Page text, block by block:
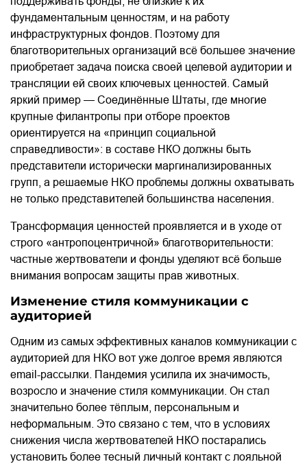
фундаментальным ценностям, и на работу
инфраструктурных фондов. Поэтому для
благотворительных организаций всё большее значение
приобретает задача поиска своей целевой аудитории и
трансляции ей своих ключевых ценностей. Самый
яркий пример — Соединённые Штаты, где многие
крупные филантропы при отборе проектов
ориентируется на «принцип социальной
справедливости»: в составе НКО должны быть
представители исторически маргинализированных
групп, а решаемые НКО проблемы должны охватывать
не только представителей большинства населения.
Трансформация ценностей проявляется и в уходе от
строго «антропоцентричной» благотворительности:
частные жертвователи и фонды уделяют всё больше
внимания вопросам защиты прав животных.
Изменение стиля коммуникации с
аудиторией
Одним из самых эффективных каналов коммуникации с
аудиторией для НКО вот уже долгое время являются
email-рассылки. Пандемия усилила их значимость,
возросло и значение стиля коммуникации. Он стал
значительно более тёплым, персональным и
неформальным. Это связано с тем, что в условиях
снижения числа жертвователей НКО постарались
установить более тесный личный контакт с лояльной